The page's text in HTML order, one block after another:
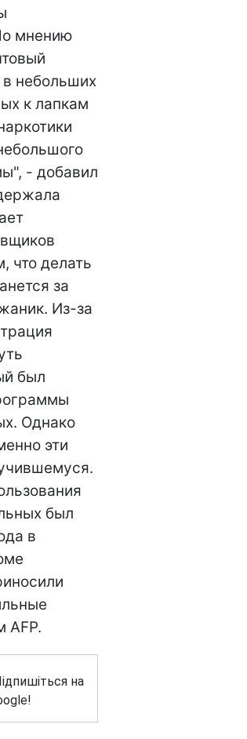
мнению
в небольших
к лапкам
- добавил
что делать
за
Из-за
был
Однако
эти
был
в
AFP.
на